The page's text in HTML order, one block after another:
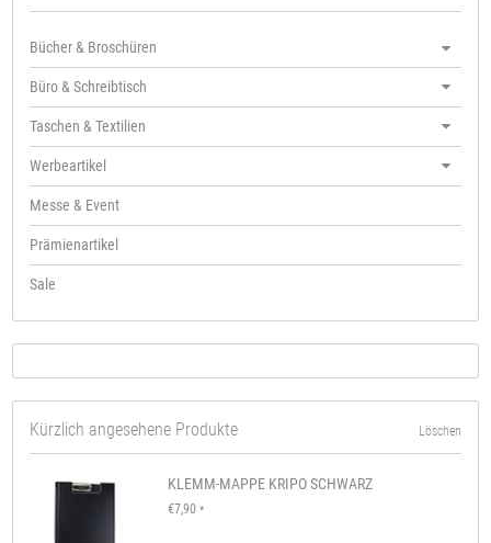
Bücher & Broschüren
Büro & Schreibtisch
Taschen & Textilien
Werbeartikel
Messe & Event
Prämienartikel
Sale
Kürzlich angesehene Produkte Löschen
KLEMM-MAPPE KRIPO SCHWARZ
€7,90*